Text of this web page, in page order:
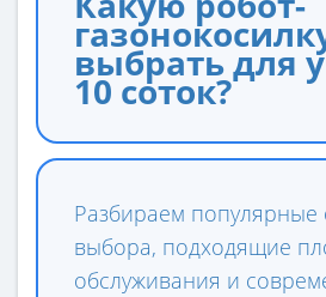
выбрать для
10 соток?
Разбираем
выбора, подходящие
обслуживания и